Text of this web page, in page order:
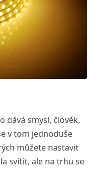
dává smysl, člověk,
v tom jednoduše
můžete nastavit
svítit, ale na trhu se